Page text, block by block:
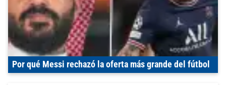
Por qué Messi rechazó la oferta más grande del fútbol